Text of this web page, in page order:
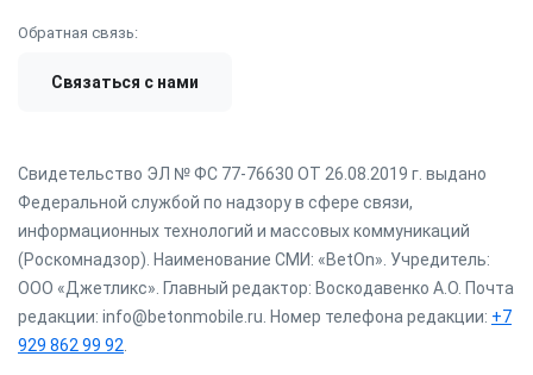
Обратная связь:
Связаться с нами
Свидетельство ЭЛ № ФС 77-76630 ОТ 26.08.2019 г. выдано
Федеральной службой по надзору в сфере связи,
информационных технологий и массовых коммуникаций
(Роскомнадзор). Наименование СМИ: «BetOn». Учредитель:
ООО «Джетликс». Главный редактор: Воскодавенко А.О. Почта
редакции: info@betonmobile.ru. Номер телефона редакции: +7
929 862 99 92.